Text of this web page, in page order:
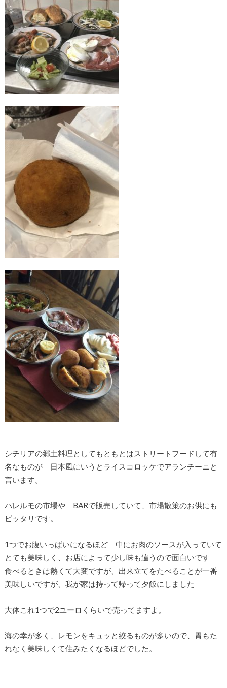
シチリアの郷土料理としてもともとはストリートフードして有
名なものが 日本風にいうとライスコロッケでアランチーニと
言います。
パレルモの市場や BARで販売していて、市場散策のお供にも
ピッタリです。
1つでお腹いっぱいになるほど 中にお肉のソースが入っていて
とても美味しく、お店によって少し味も違うので面白いです
食べるときは熱くて大変ですが、出来立てをたべることが一番
美味しいですが、我が家は持って帰って夕飯にしました
大体これ1つで2ユーロくらいで売ってますよ。
海の幸が多く、レモンをキュッと絞るものが多いので、胃もた
れなく美味しくて住みたくなるほどでした。